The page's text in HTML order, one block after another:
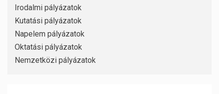
Irodalmi pályázatok
Kutatási pályázatok
Napelem pályázatok
Oktatási pályázatok
Nemzetközi pályázatok